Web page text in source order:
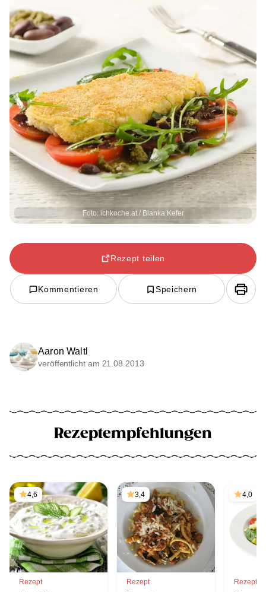
Foto: ichkoche.at / Blanka Kefer
Rezept teilen
Kommentieren Speichern
Aaron Waltl
veröffentlicht am 21.08.2013
Rezeptempfehlungen
4,6
Rezept
3,4
Rezept
4,0
Rezept